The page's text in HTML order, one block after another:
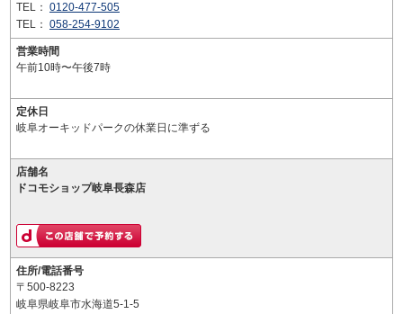
TEL： 0120-477-505
TEL： 058-254-9102
営業時間
午前10時〜午後7時
定休日
岐阜オーキッドパークの休業日に準ずる
店舗名
ドコモショップ岐阜長森店
住所/電話番号
〒500-8223
岐阜県岐阜市水海道5-1-5